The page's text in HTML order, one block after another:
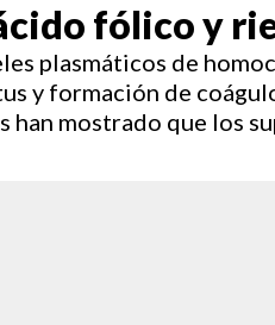
fólico y
plasmáticos de
y formación de
han mostrado que los